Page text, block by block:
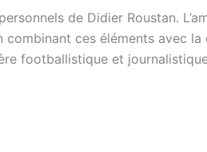
de Didier Roustan.
ces éléments avec
footballistique et